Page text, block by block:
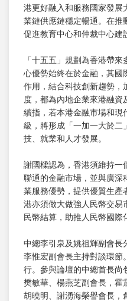
港更好融入和服務國家發展
業鏈供應鏈穩定暢通。在推
促進教育中心和仲裁中心建
「十五五」規劃為香港帶
心優勢始終在於金融，其國
作用，結合科技創新趨勢，
度，都為內地企業來港融
續指，若本港金融市場和現
級，將形成「一加一大於二
技、就業和人才發展。
謝國樑認為，香港須維持一
聯通的金融市場，並與廣深
業服務優勢，提供優質生產
港亦須做大做強人民幣交易
民幣結算，助推人民幣國際
中總李引泉及姚祖輝副會長
李惟宏副會長主持對談環節
行。參與論壇的中總首長尚
樊敏華、楊燕芝副會長，霍
胡曉明、謝湧海榮譽會長，